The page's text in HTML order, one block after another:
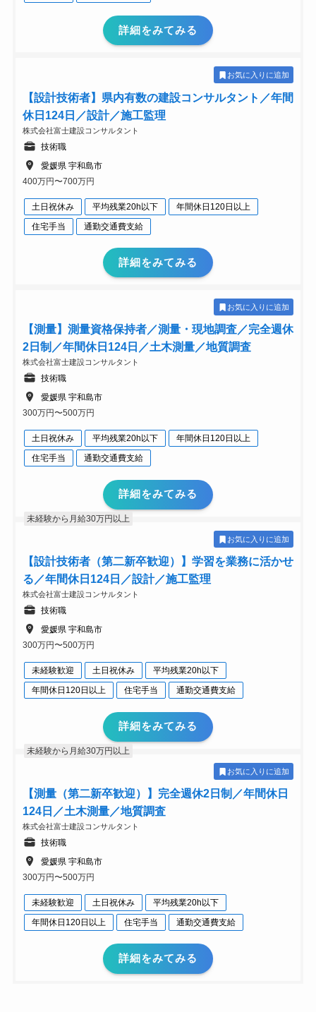
詳細をみてみる
お気に入りに追加
【設計技術者】県内有数の建設コンサルタント／年間
休日124日／設計／施工監理
株式会社富士建設コンサルタント
技術職
愛媛県 宇和島市
400万円〜700万円
土日祝休み 平均残業20h以下
年間休日120日以上
住宅手当
通勤交通費支給
詳細をみてみる
お気に入りに追加
【測量】測量資格保持者／測量・現地調査／完全週休
2日制／年間休日124日／土木測量／地質調査
株式会社富士建設コンサルタント
技術職
愛媛県 宇和島市
300万円〜500万円
土日祝休み 平均残業20h以下
年間休日120日以上
住宅手当
通勤交通費支給
詳細をみてみる
未経験から月給30万円以上
お気に入りに追加
【設計技術者（第二新卒歓迎）】学習を業務に活かせ
る／年間休日124日／設計／施工監理
株式会社富士建設コンサルタント
技術職
愛媛県 宇和島市
300万円〜500万円
未経験歓迎 土日祝休み
平均残業20h以下
年間休日120日以上
住宅手当 通勤交通費支給
詳細をみてみる
未経験から月給30万円以上
お気に入りに追加
【測量（第二新卒歓迎）】完全週休2日制／年間休日
124日／土木測量／地質調査
株式会社富士建設コンサルタント
技術職
愛媛県 宇和島市
300万円〜500万円
未経験歓迎 土日祝休み
平均残業20h以下
年間休日120日以上
住宅手当 通勤交通費支給
詳細をみてみる